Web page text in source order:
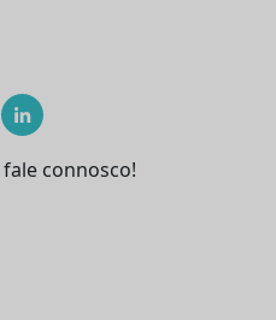
fale connosco!